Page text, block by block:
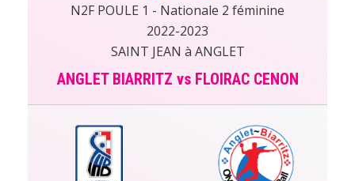
N2F POULE 1 - Nationale 2 féminine
2022-2023
SAINT JEAN à ANGLET
ANGLET BIARRITZ vs FLOIRAC CENON